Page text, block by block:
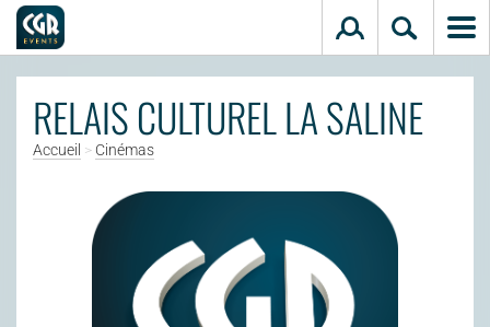
RELAIS CULTUREL LA SALINE
Accueil > Cinémas